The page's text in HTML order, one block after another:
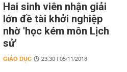
Hai sinh viên nhận giải
lớn đề tài khởi nghiệp
nhờ 'học kém môn Lịch
sử'
GIÁO DỤC 23:30 | 05/11/2018